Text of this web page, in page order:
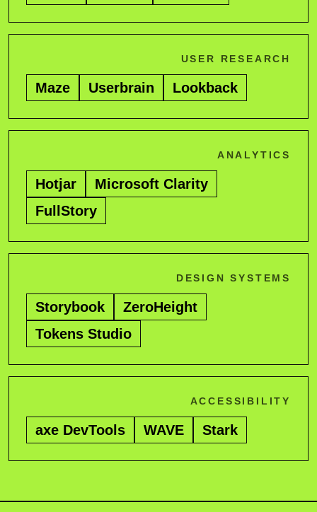
USER RESEARCH
Maze Userbrain Lookback
ANALYTICS
Hotjar
Microsoft Clarity
FullStory
DESIGN SYSTEMS
Storybook
ZeroHeight
Tokens Studio
ACCESSIBILITY
axe DevTools WAVE Stark